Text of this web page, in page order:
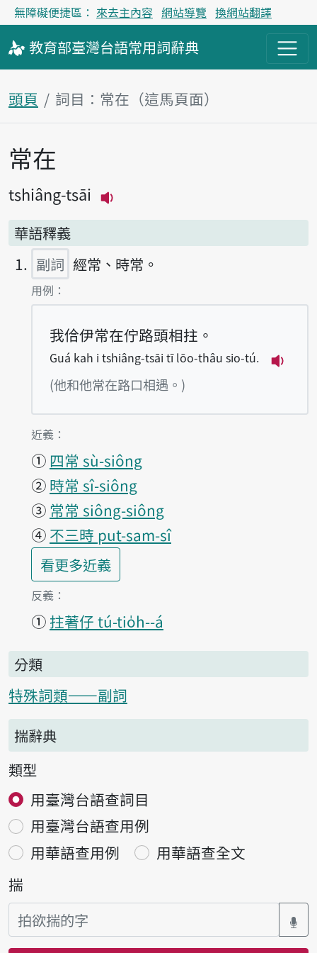
無障礙便捷區： 來去主內容 網站導覽 換網站翻譯
教育部臺灣台語常用詞辭典
頭頁 詞目：常在（這馬頁面）
主內容區
常在
tshiâng-tsāi
華語釋義
副詞 經常、時常。
第1項釋義的
用例：
我佮伊常在佇路頭相拄。
Guá kah i tshiâng-tsāi tī lōo-thâu sio-tú.
(他和他常在路口相遇。)
第1項釋義的
近義：
① 四常 sù-siông
② 時常 sî-siông
③ 常常 siông-siông
④ 不三時 put-sam-sî
看更多第1項釋義的
近義
第1項釋義的
反義：
① 拄著仔 tú-tio̍h--á
分類
特殊詞類——副詞
揣辭典
類型
用臺灣台語查詞目
用臺灣台語查用例
用華語查用例
用華語查全文
揣